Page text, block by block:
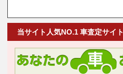
当サイト人気NO.1 車査定サイト